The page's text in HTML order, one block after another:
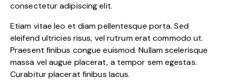
consectetur adipiscing elit.
Etiam vitae leo et diam pellentesque porta. Sed
eleifend ultricies risus, vel rutrum erat commodo ut.
Praesent finibus congue euismod. Nullam scelerisque
massa vel augue placerat, a tempor sem egestas.
Curabitur placerat finibus lacus.